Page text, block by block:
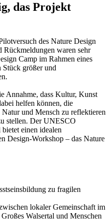
das Projekt
des Nature Design
Rückmeldungen waren sehr
Camp im Rahmen eines
größer und
Annahme, dass Kultur, Kunst
helfen können, die
und Mensch zu reflektieren
stellen. Der UNESCO
einen idealen
Design-Workshop – das Nature
zu fragilen
lokaler Gemeinschaft im
Walsertal und Menschen